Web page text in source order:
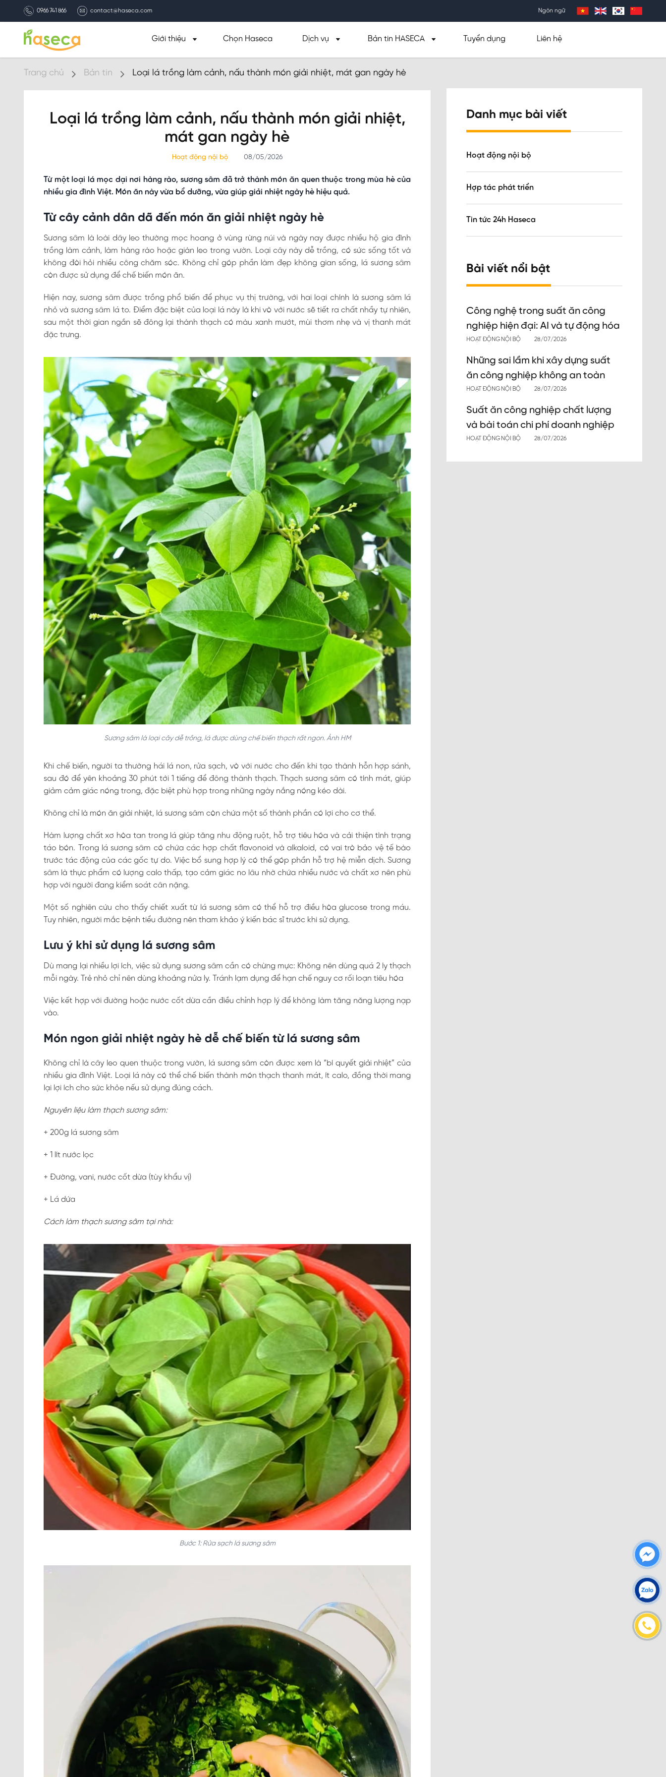
0966 741 866 contact@haseca.com Ngôn ngữ
Giới thiệu Chọn Haseca Dịch vụ Bản tin HASECA Tuyển dụng Liên hệ
Trang chủ Bản tin Loại lá trồng làm cảnh, nấu thành món giải nhiệt, mát gan ngày hè
Loại lá trồng làm cảnh, nấu thành món giải nhiệt,
mát gan ngày hè
Hoạt động nội bộ 08/05/2026
Từ một loại lá mọc dại nơi hàng rào, sương sâm đã trở thành món ăn quen thuộc trong mùa hè của
nhiều gia đình Việt. Món ăn này vừa bổ dưỡng, vừa giúp giải nhiệt ngày hè hiệu quả.
Từ cây cảnh dân dã đến món ăn giải nhiệt ngày hè
Sương sâm là loài dây leo thường mọc hoang ở vùng rừng núi và ngày nay được nhiều hộ gia đình
trồng làm cảnh, làm hàng rào hoặc giàn leo trong vườn. Loại cây này dễ trồng, có sức sống tốt và
không đòi hỏi nhiều công chăm sóc. Không chỉ góp phần làm đẹp không gian sống, lá sương sâm
còn được sử dụng để chế biến món ăn.
Hiện nay, sương sâm được trồng phổ biến để phục vụ thị trường, với hai loại chính là sương sâm lá
nhỏ và sương sâm lá to. Điểm đặc biệt của loại lá này là khi vò với nước sẽ tiết ra chất nhầy tự nhiên,
sau một thời gian ngắn sẽ đông lại thành thạch có màu xanh mướt, mùi thơm nhẹ và vị thanh mát
đặc trưng.
Sương sâm là loại cây dễ trồng, lá được dùng chế biến thạch rất ngon. Ảnh HM
Khi chế biến, người ta thường hái lá non, rửa sạch, vò với nước cho đến khi tạo thành hỗn hợp sánh,
sau đó để yên khoảng 30 phút tới 1 tiếng để đông thành thạch. Thạch sương sâm có tính mát, giúp
giảm cảm giác nóng trong, đặc biệt phù hợp trong những ngày nắng nóng kéo dài.
Không chỉ là món ăn giải nhiệt, lá sương sâm còn chứa một số thành phần có lợi cho cơ thể.
Hàm lượng chất xơ hòa tan trong lá giúp tăng nhu động ruột, hỗ trợ tiêu hóa và cải thiện tình trạng
táo bón. Trong lá sương sâm có chứa các hợp chất flavonoid và alkaloid, có vai trò bảo vệ tế bào
trước tác động của các gốc tự do. Việc bổ sung hợp lý có thể góp phần hỗ trợ hệ miễn dịch. Sương
sâm là thực phẩm có lượng calo thấp, tạo cảm giác no lâu nhờ chứa nhiều nước và chất xơ nên phù
hợp với người đang kiểm soát cân nặng.
Một số nghiên cứu cho thấy chiết xuất từ lá sương sâm có thể hỗ trợ điều hòa glucose trong máu.
Tuy nhiên, người mắc bệnh tiểu đường nên tham khảo ý kiến bác sĩ trước khi sử dụng.
Lưu ý khi sử dụng lá sương sâm
Dù mang lại nhiều lợi ích, việc sử dụng sương sâm cần có chừng mực: Không nên dùng quá 2 ly thạch
mỗi ngày. Trẻ nhỏ chỉ nên dùng khoảng nửa ly. Tránh lạm dụng để hạn chế nguy cơ rối loạn tiêu hóa
Việc kết hợp với đường hoặc nước cốt dừa cần điều chỉnh hợp lý để không làm tăng năng lượng nạp
vào.
Món ngon giải nhiệt ngày hè dễ chế biến từ lá sương sâm
Không chỉ là cây leo quen thuộc trong vườn, lá sương sâm còn được xem là “bí quyết giải nhiệt” của
nhiều gia đình Việt. Loại lá này có thể chế biến thành món thạch thanh mát, ít calo, đồng thời mang
lại lợi ích cho sức khỏe nếu sử dụng đúng cách.
Nguyên liệu làm thạch sương sâm:
+ 200g lá sương sâm
+ 1 lít nước lọc
+ Đường, vani, nước cốt dừa (tùy khẩu vị)
+ Lá dứa
Cách làm thạch sương sâm tại nhà:
Bước 1: Rửa sạch lá sương sâm
Danh mục bài viết
Hoạt động nội bộ
Hợp tác phát triển
Tin tức 24h Haseca
Bài viết nổi bật
Công nghệ trong suất ăn công
nghiệp hiện đại: AI và tự động hóa
HOẠT ĐỘNG NỘI BỘ 28/07/2026
Những sai lầm khi xây dựng suất
ăn công nghiệp không an toàn
HOẠT ĐỘNG NỘI BỘ 28/07/2026
Suất ăn công nghiệp chất lượng
và bài toán chi phí doanh nghiệp
HOẠT ĐỘNG NỘI BỘ 28/07/2026